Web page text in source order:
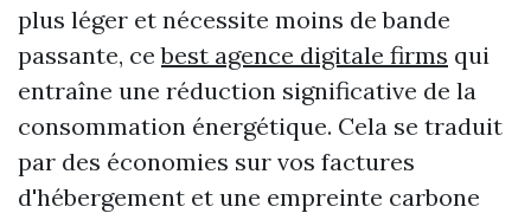
plus léger et nécessite moins de bande
passante, cebest agence digitale firms qui
entraîne une réduction significative de la
consommation énergétique. Cela se traduit
par des économies sur vos factures
d'hébergement et une empreinte carbone